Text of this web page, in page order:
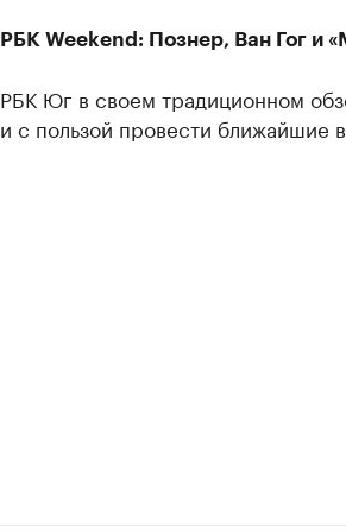
РБК Weekend: Познер, Ван Гог и
РБК Юг в своем традиционном
и с пользой провести ближайшие